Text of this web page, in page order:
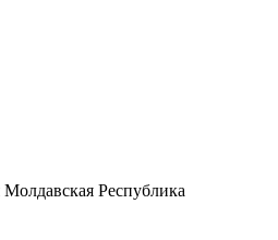
Республика